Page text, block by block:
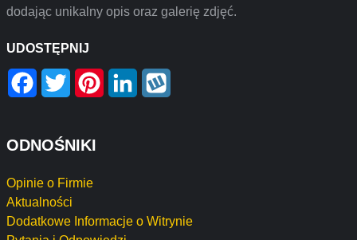
dodając unikalny opis oraz galerię zdjęć.
UDOSTĘPNIJ
Facebook
Twitter PinterestLinkedIn
ODNOŚNIKI
Opinie o Firmie
Aktualności
Dodatkowe Informacje o Witrynie